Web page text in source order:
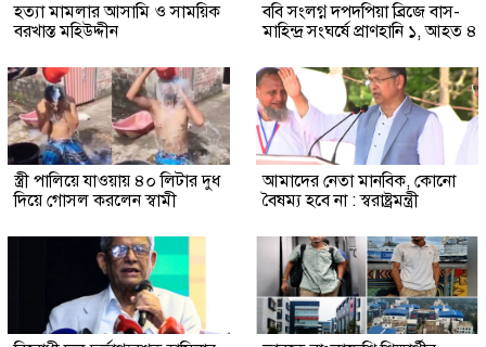
হত্যা মামলার আসামি ও সাময়িক
বরখাস্ত মহিউদ্দীন
ববি সংলগ্ন দপদপিয়া ব্রিজে বাস-
মাহিন্দ্র সংঘর্ষে প্রাণহানি ১, আহত ৪
স্ত্রী পালিয়ে যাওয়ায় ৪০ লিটার দুধ
দিয়ে গোসল করলেন স্বামী
আমাদের নেতা মানবিক, কোনো
বৈষম্য হবে না : স্বরাষ্ট্রমন্ত্রী